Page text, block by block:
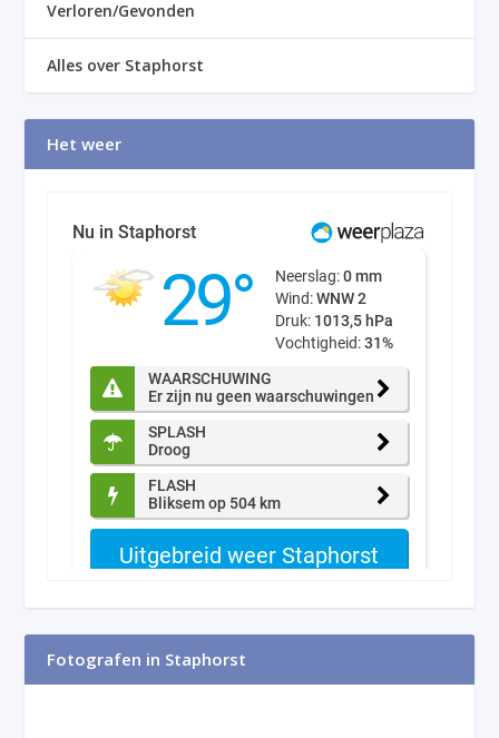
Verloren/Gevonden
Alles over Staphorst
Het weer
Fotografen in Staphorst